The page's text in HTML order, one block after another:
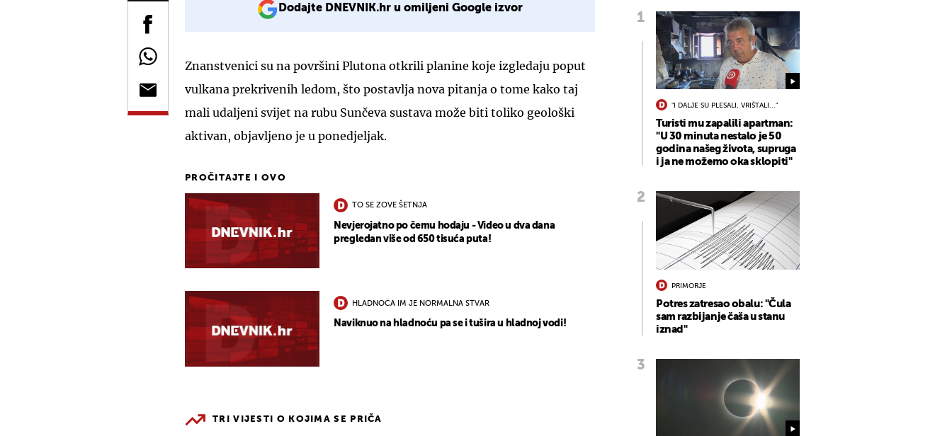
Dodajte DNEVNIK.hr u omiljeni Google izvor
Znanstvenici su na površini Plutona otkrili planine koje izgledaju poput
vulkana prekrivenih ledom, što postavlja nova pitanja o tome kako taj
mali udaljeni svijet na rubu Sunčeva sustava može biti toliko geološki
aktivan, objavljeno je u ponedjeljak.
PROČITAJTE I OVO
TO SE ZOVE ŠETNJA
Nevjerojatno po čemu hodaju - Video u dva dana
pregledan više od 650 tisuća puta!
HLADNOĆA IM JE NORMALNA STVAR
Naviknuo na hladnoću pa se i tušira u hladnoj vodi!
TRI VIJESTI O KOJIMA SE PRIČA
"I DALJE SU PLESALI, VRIŠTALI..."
Turisti mu zapalili apartman:
"U 30 minuta nestalo je 50
godina našeg života, supruga
i ja ne možemo oka sklopiti"
PRIMORJE
Potres zatresao obalu: "Čula
sam razbijanje čaša u stanu
iznad"